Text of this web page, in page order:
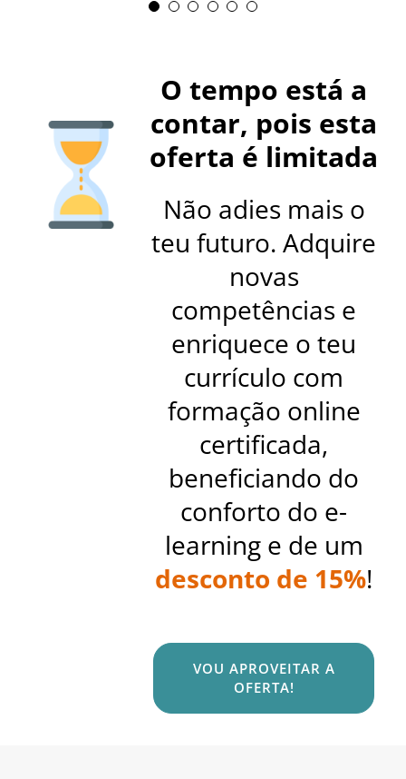
O tempo está a
contar, pois esta
oferta é limitada
Não adies mais o
teu futuro. Adquire
novas
competências e
enriquece o teu
currículo com
formação online
certificada,
beneficiando do
conforto do e-
learning e de um
desconto de 15%!
VOU APROVEITAR A
OFERTA!